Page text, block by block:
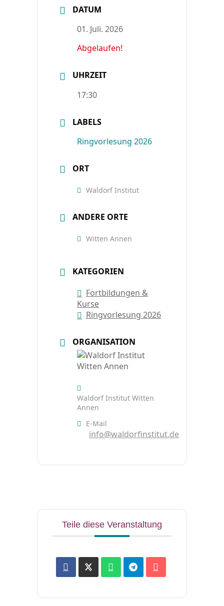
DATUM
01. Juli. 2026
Abgelaufen!
UHRZEIT
17:30
LABELS
Ringvorlesung 2026
ORT
Waldorf Institut
ANDERE ORTE
Witten Annen
KATEGORIEN
Fortbildungen &
Kurse
Ringvorlesung 2026
ORGANISATION
Waldorf Institut Witten
Annen
E-Mail
info@waldorfinstitut.de
Teile diese Veranstaltung